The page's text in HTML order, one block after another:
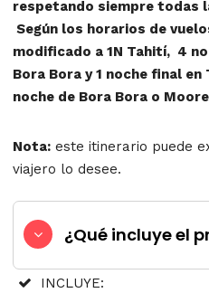
respetando siempre todas
Según los horarios de
modificado a 1N Tahití, 4
Bora Bora y 1 noche final
noche de Bora Bora o
Nota: este itinerario puede
viajero lo desee.
¿Qué incluye el
INCLUYE: